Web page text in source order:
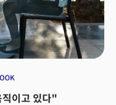
된 메트릭스4의 후속작인
작된다면 5년 후 완전히 새로운
있다는 것이다.
직이고 있다"